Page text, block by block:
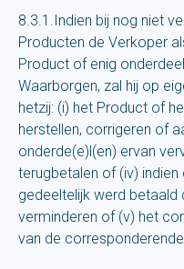
8.3.1.Indien bij nog niet
Producten de Verkoper
Product of enig
Waarborgen, zal hij op
hetzij: (i) het Product of
herstellen, corrigeren of
onderde(e)l(en) ervan
terugbetalen of (iv)
gedeeltelijk werd betaald
verminderen of (v) het
van de